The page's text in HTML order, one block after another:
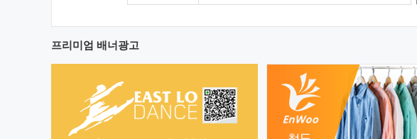
프리미엄 배너광고